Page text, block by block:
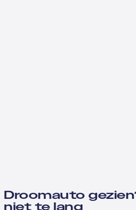
Droomauto
niet te lang